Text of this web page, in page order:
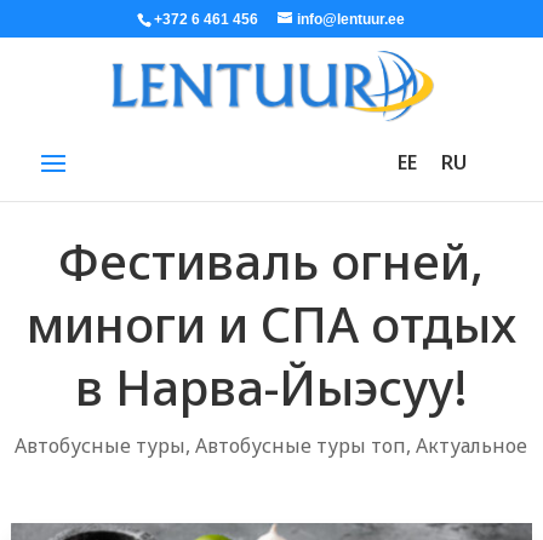
+372 6 461 456 info@lentuur.ee
EE RU
Фестиваль огней,
миноги и СПА отдых
в Нарва-Йыэсуу!
Автобусные туры,Автобусные туры топ,Актуальное